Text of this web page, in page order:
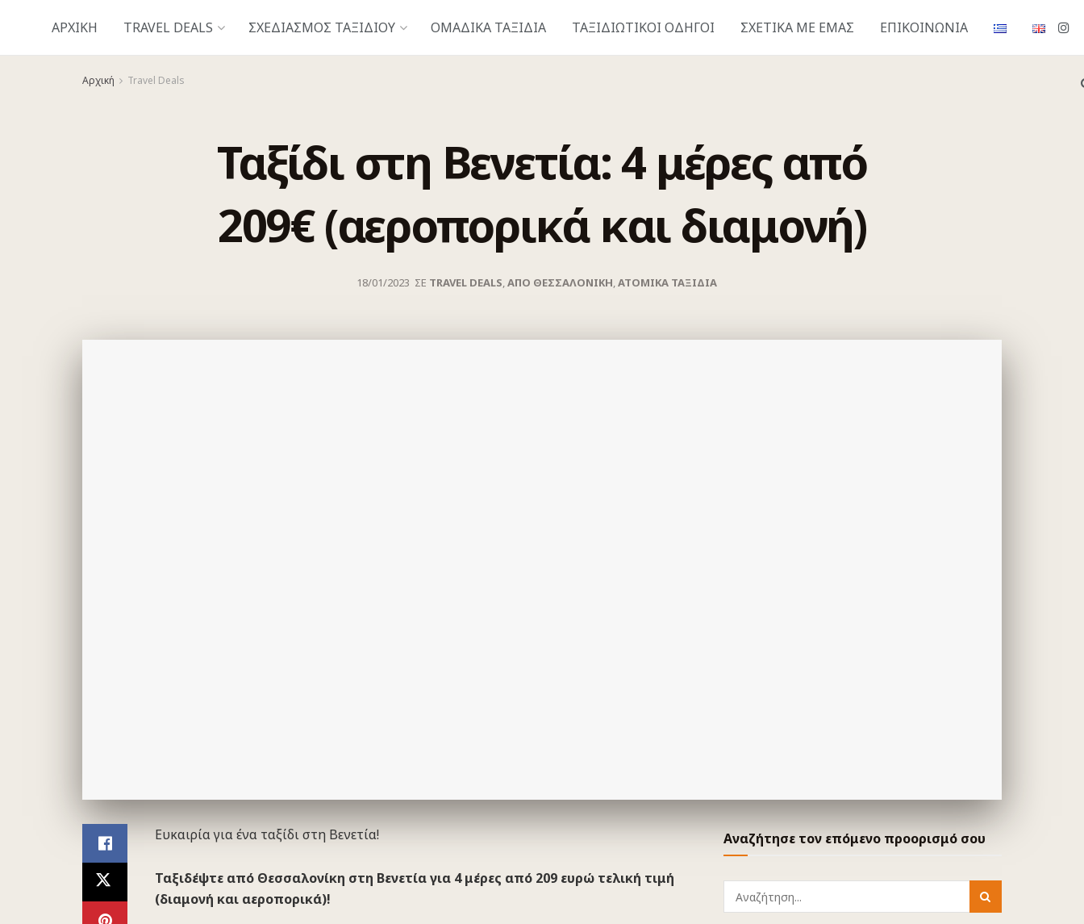
ΑΡΧΙΚΗ TRAVEL DEALS ΣΧΕΔΙΑΣΜΌΣ ΤΑΞΙΔΙΟΎ ΟΜΑΔΙΚΑ ΤΑΞΙΔΙΑ ΤΑΞΙΔΙΩΤΙΚΟΊ ΟΔΗΓΟΊ ΣΧΕΤΙΚΆ ΜΕ ΕΜΆΣ ΕΠΙΚΟΙΝΩΝΊΑ
Αρχική Travel Deals
Ταξίδι στη Βενετία: 4 μέρες από
209€ (αεροπορικά και διαμονή)
18/01/2023 ΣΕ TRAVEL DEALS,ΑΠΟ ΘΕΣΣΑΛΟΝΙΚΗ,ΑΤΟΜΙΚΆ ΤΑΞΊΔΙΑ
Ευκαιρία για ένα ταξίδι στη Βενετία!
Ταξιδέψτε από Θεσσαλονίκη στη Βενετία για 4 μέρες από 209 ευρώ τελική τιμή
(διαμονή και αεροπορικά)!
Αναζήτησε τον επόμενο προορισμό σου